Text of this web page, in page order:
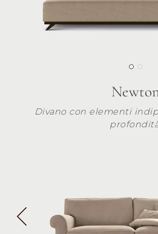
Divano con elementi